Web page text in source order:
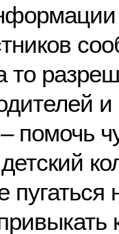
то
и
помочь
пугаться